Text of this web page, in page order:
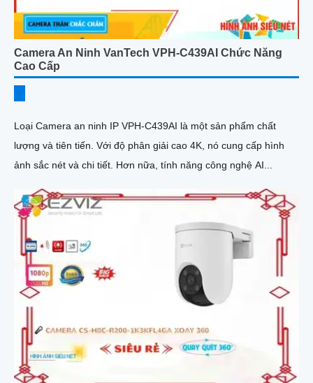
Camera An Ninh VanTech VPH-C439AI Chức Năng
Cao Cấp
Loại Camera an ninh IP VPH-C439AI là một sản phẩm chất
lượng và tiên tiến. Với độ phân giải cao 4K, nó cung cấp hình
ảnh sắc nét và chi tiết. Hơn nữa, tính năng công nghệ AI...